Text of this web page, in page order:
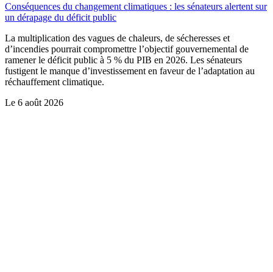
Conséquences du changement climatiques : les sénateurs alertent sur
un dérapage du déficit public
La multiplication des vagues de chaleurs, de sécheresses et
d’incendies pourrait compromettre l’objectif gouvernemental de
ramener le déficit public à 5 % du PIB en 2026. Les sénateurs
fustigent le manque d’investissement en faveur de l’adaptation au
réchauffement climatique.
Le 6 août 2026